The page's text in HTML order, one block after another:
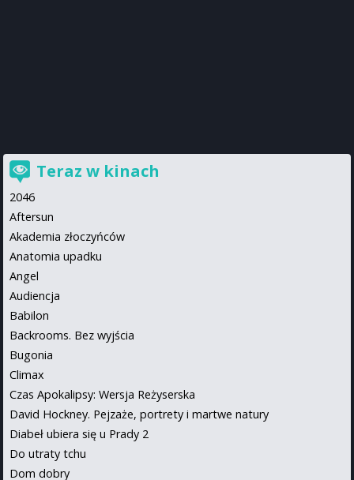
Teraz w kinach
2046
Aftersun
Akademia złoczyńców
Anatomia upadku
Angel
Audiencja
Babilon
Backrooms. Bez wyjścia
Bugonia
Climax
Czas Apokalipsy: Wersja Reżyserska
David Hockney. Pejzaże, portrety i martwe natury
Diabeł ubiera się u Prady 2
Do utraty tchu
Dom dobry